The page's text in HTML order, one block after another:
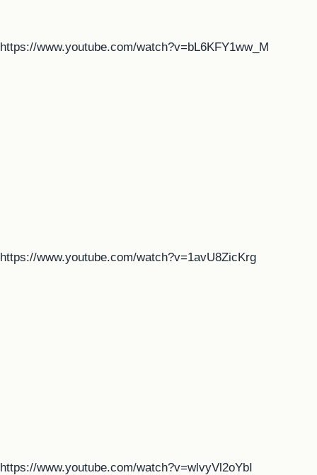
https://www.youtube.com/watch?v=bL6KFY1ww_M
https://www.youtube.com/watch?v=1avU8ZicKrg
https://www.youtube.com/watch?v=wlvyVl2oYbI